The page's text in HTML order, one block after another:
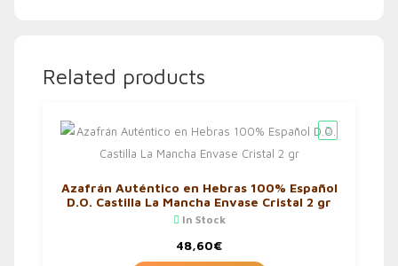
Related products
Azafrán Auténtico en Hebras 100% Español
D.O. Castilla La Mancha Envase Cristal 2 gr
In Stock
48,60€